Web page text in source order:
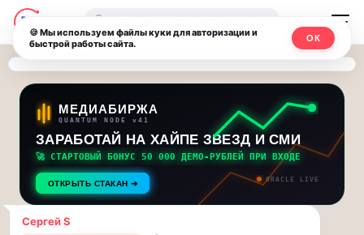
Последние
новости
и
обновления
потока:
Друзья,
приглашаем
на
музыкальную
прогулку
Москвичи.net
—
Главный
столичный
чат-
мессенджер,
новости
🔍
МЕДИАБИРЖА
QUANTUM NODE v41
ЗАРАБОТАЙ НА ХАЙПЕ ЗВЕЗД И СМИ
🚀 СТАРТОВЫЙ БОНУС 50 000 ДЕМО-РУБЛЕЙ ПРИ ВХОДЕ
ОТКРЫТЬ СТАКАН ➔ ORACLE LIVE
Сергей S
🍪 Мы используем файлы куки для авторизации и
быстрой работы сайта.
ОК